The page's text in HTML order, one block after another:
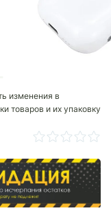
изменения в
товаров и их упаковку